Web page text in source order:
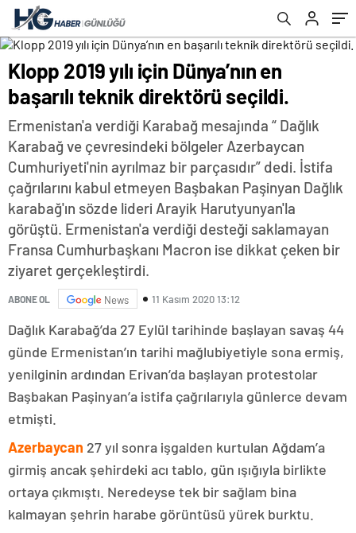
Klopp 2019 yılı için Dünya’nın en
başarılı teknik direktörü seçildi.
Ermenistan'a verdiği Karabağ mesajında “ Dağlık
Karabağ ve çevresindeki bölgeler Azerbaycan
Cumhuriyeti'nin ayrılmaz bir parçasıdır” dedi. İstifa
çağrılarını kabul etmeyen Başbakan Paşinyan Dağlık
karabağ'ın sözde lideri Arayik Harutyunyan'la
görüştü. Ermenistan'a verdiği desteği saklamayan
Fransa Cumhurbaşkanı Macron ise dikkat çeken bir
ziyaret gerçekleştirdi.
ABONE OL News 11 Kasım 2020 13:12
Dağlık Karabağ’da 27 Eylül tarihinde başlayan savaş 44
günde Ermenistan’ın tarihi mağlubiyetiyle sona ermiş,
yenilginin ardından Erivan’da başlayan protestolar
Başbakan Paşinyan’a istifa çağrılarıyla günlerce devam
etmişti.
Azerbaycan 27 yıl sonra işgalden kurtulan Ağdam’a
girmiş ancak şehirdeki acı tablo, gün ışığıyla birlikte
ortaya çıkmıştı. Neredeyse tek bir sağlam bina
kalmayan şehrin harabe görüntüsü yürek burktu.